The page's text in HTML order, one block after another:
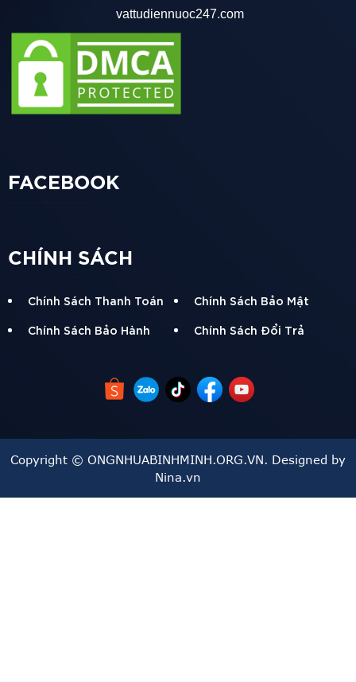
vattudiennuoc247.com
FACEBOOK
CHÍNH SÁCH
Chính Sách Thanh Toán
Chính Sách Bảo Mật
Chính Sách Bảo Hành
Chính Sách Đổi Trả
Copyright © ONGNHUABINHMINH.ORG.VN. Designed by
Nina.vn